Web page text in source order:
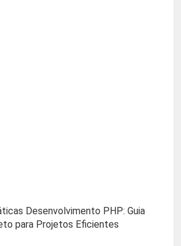
Desenvolvimento PHP: Guia
para Projetos Eficientes